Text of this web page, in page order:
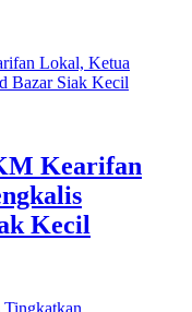
Kearifan
Kecil